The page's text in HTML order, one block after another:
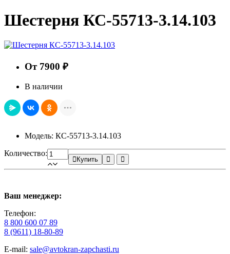
Шестерня КС-55713-3.14.103
От 7900 ₽
В наличии
Модель: КС-55713-3.14.103
Количество:
Купить
Ваш менеджер:
Телефон:
8 800 600 07 89
8 (9611) 18-80-89
E-mail: sale@avtokran-zapchasti.ru